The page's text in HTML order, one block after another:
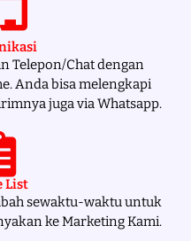
Telepon/Chat dengan
Anda bisa melengkapi
juga via Whatsapp.
List
sewaktu-waktu untuk
ke Marketing Kami.